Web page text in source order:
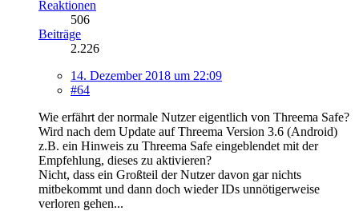
Reaktionen
506
Beiträge
2.226
14. Dezember 2018 um 22:09
#64
Wie erfährt der normale Nutzer eigentlich von Threema Safe?
Wird nach dem Update auf Threema Version 3.6 (Android)
z.B. ein Hinweis zu Threema Safe eingeblendet mit der
Empfehlung, dieses zu aktivieren?
Nicht, dass ein Großteil der Nutzer davon gar nichts
mitbekommt und dann doch wieder IDs unnötigerweise
verloren gehen...